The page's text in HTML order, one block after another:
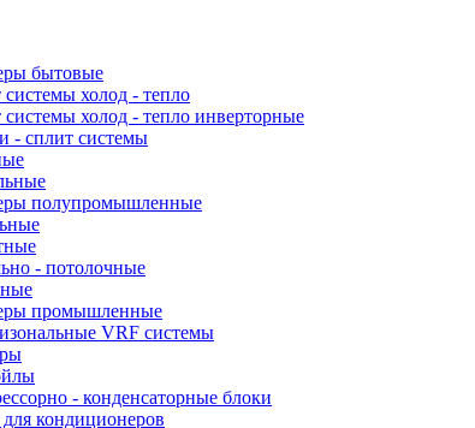
бытовые
холод - тепло
холод - тепло инверторные
- сплит системы
полупромышленные
- потолочные
промышленные
VRF системы
- конденсаторные блоки
кондиционеров